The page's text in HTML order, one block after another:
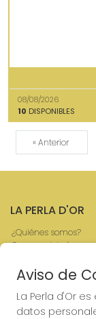
08/08/2026
10 DISPONIBLES
« Anterior
LA PERLA D'OR
¿Quiénes somos?
Comprar lotería
Contacto
Boletos digitales
Acceso
Aviso de
La Perla d'Or
datos